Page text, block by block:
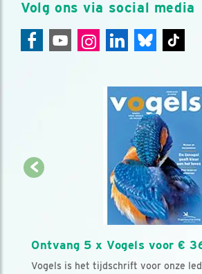
Volg ons via social media
Ontvang 5 x Vogels voor €
Vogels is het tijdschrift voor onze